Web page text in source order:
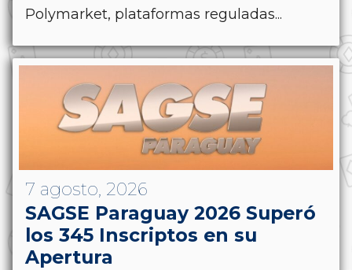
Polymarket, plataformas reguladas...
7 agosto, 2026
SAGSE Paraguay 2026 Superó
los 345 Inscriptos en su
Apertura